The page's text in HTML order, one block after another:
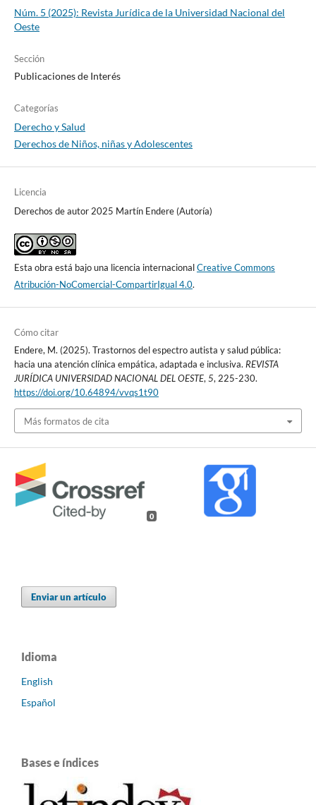
Núm. 5 (2025): Revista Jurídica de la Universidad Nacional del
Oeste
Sección
Publicaciones de Interés
Categorías
Derecho y Salud
Derechos de Niños, niñas y Adolescentes
Licencia
Derechos de autor 2025 Martín Endere (Autoría)
Esta obra está bajo una licencia internacionalCreative Commons
Atribución-NoComercial-CompartirIgual 4.0.
Cómo citar
Endere, M. (2025). Trastornos del espectro autista y salud pública:
hacia una atención clínica empática, adaptada e inclusiva. REVISTA
JURÍDICA UNIVERSIDAD NACIONAL DEL OESTE,5, 225-230.
https://doi.org/10.64894/vvqs1t90
Más formatos de cita
0
Enviar un artículo
Idioma
English
Español
Bases e índices